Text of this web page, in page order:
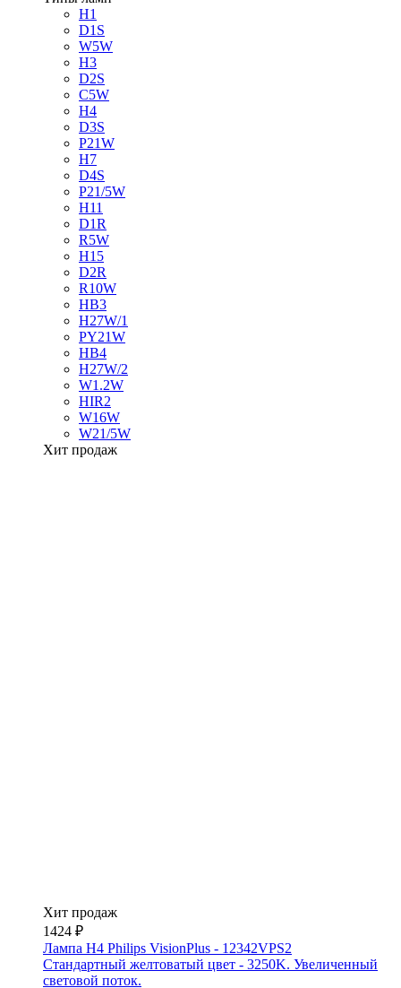
H1
D1S
W5W
H3
D2S
C5W
H4
D3S
P21W
H7
D4S
P21/5W
H11
D1R
R5W
H15
D2R
R10W
HB3
H27W/1
PY21W
HB4
H27W/2
W1.2W
HIR2
W16W
W21/5W
Хит продаж
Хит продаж
1424 ₽
Лампа H4 Philips VisionPlus - 12342VPS2
Стандартный желтоватый цвет - 3250K. Увеличенный
световой поток.